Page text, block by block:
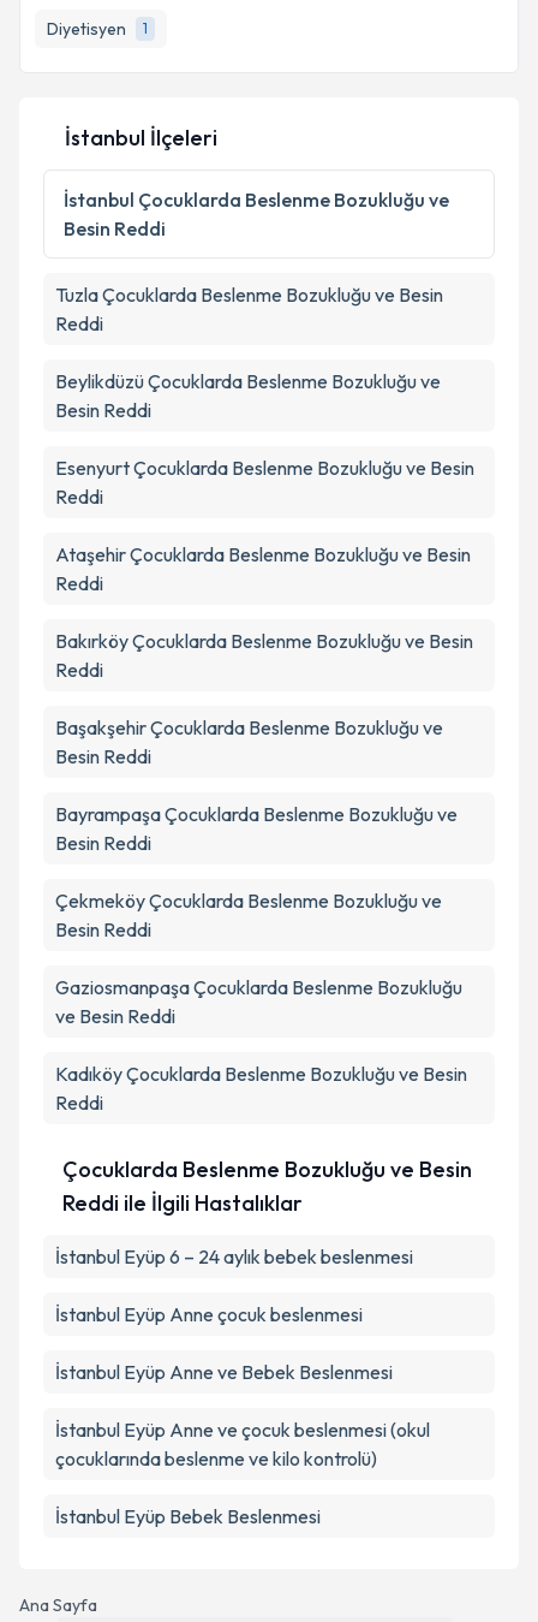
Diyetisyen
1
Ana Sayfa
İstanbul İlçeleri
İstanbul Çocuklarda Beslenme Bozukluğu ve
Besin Reddi
TuzlaÇocuklarda Beslenme Bozukluğu ve Besin
Reddi
BeylikdüzüÇocuklarda Beslenme Bozukluğu ve
Besin Reddi
EsenyurtÇocuklarda Beslenme Bozukluğu ve Besin
Reddi
AtaşehirÇocuklarda Beslenme Bozukluğu ve Besin
Reddi
BakırköyÇocuklarda Beslenme Bozukluğu ve Besin
Reddi
BaşakşehirÇocuklarda Beslenme Bozukluğu ve
Besin Reddi
BayrampaşaÇocuklarda Beslenme Bozukluğu ve
Besin Reddi
ÇekmeköyÇocuklarda Beslenme Bozukluğu ve
Besin Reddi
GaziosmanpaşaÇocuklarda Beslenme Bozukluğu
ve Besin Reddi
KadıköyÇocuklarda Beslenme Bozukluğu ve Besin
Reddi
Çocuklarda Beslenme Bozukluğu ve Besin
Reddi ile İlgili Hastalıklar
İstanbul Eyüp 6 – 24 aylık bebek beslenmesi
İstanbul Eyüp Anne çocuk beslenmesi
İstanbul Eyüp Anne ve Bebek Beslenmesi
İstanbul Eyüp Anne ve çocuk beslenmesi (okul
çocuklarında beslenme ve kilo kontrolü)
İstanbul Eyüp Bebek Beslenmesi